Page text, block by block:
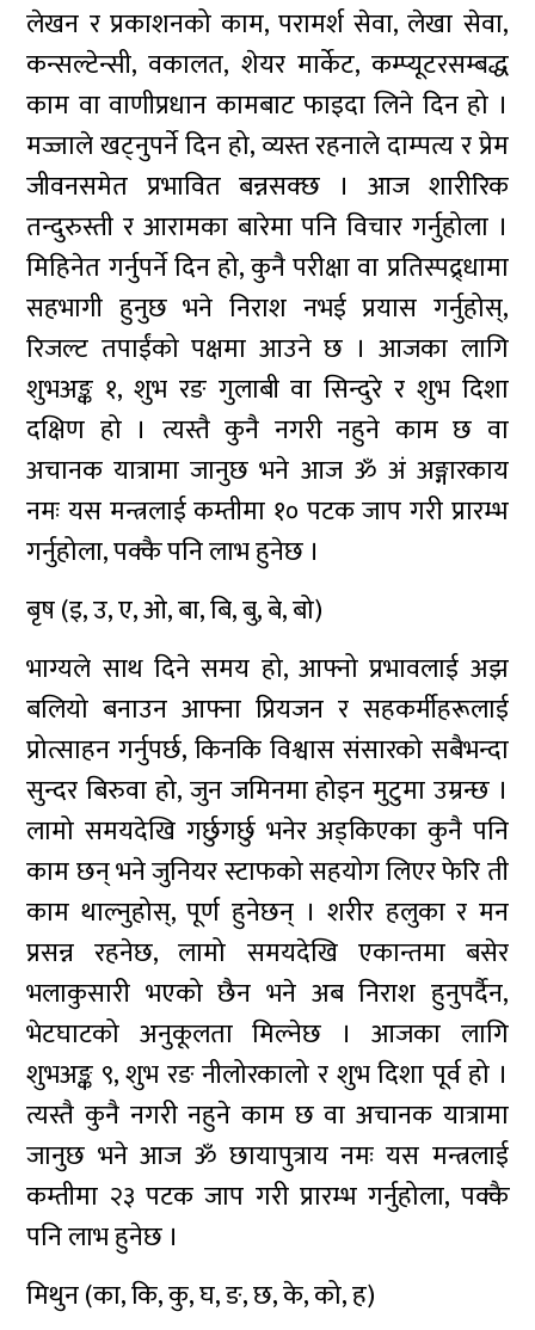
लेखन र प्रकाशनको काम, परामर्श सेवा, लेखा सेवा,
कन्सल्टेन्सी, वकालत, शेयर मार्केट, कम्प्यूटरसम्बद्ध
काम वा वाणीप्रधान कामबाट फाइदा लिने दिन हो ।
मज्जाले खट्नुपर्ने दिन हो, व्यस्त रहनाले दाम्पत्य र प्रेम
जीवनसमेत प्रभावित बन्नसक्छ । आज शारीरिक
तन्दुरुस्ती र आरामका बारेमा पनि विचार गर्नुहोला ।
मिहिनेत गर्नुपर्ने दिन हो, कुनै परीक्षा वा प्रतिस्पद्र्धामा
सहभागी हुनुछ भने निराश नभई प्रयास गर्नुहोस्,
रिजल्ट तपाईंको पक्षमा आउने छ । आजका लागि
शुभअङ्क १, शुभ रङ गुलाबी वा सिन्दुरे र शुभ दिशा
दक्षिण हो । त्यस्तै कुनै नगरी नहुने काम छ वा
अचानक यात्रामा जानुछ भने आज ॐ अं अङ्गारकाय
नमः यस मन्त्रलाई कम्तीमा १० पटक जाप गरी प्रारम्भ
गर्नुहोला, पक्कै पनि लाभ हुनेछ ।
बृष (इ, उ, ए, ओ, बा, बि, बु, बे, बो)
भाग्यले साथ दिने समय हो, आफ्नो प्रभावलाई अझ
बलियो बनाउन आफ्ना प्रियजन र सहकर्मीहरूलाई
प्रोत्साहन गर्नुपर्छ, किनकि विश्वास संसारको सबैभन्दा
सुन्दर बिरुवा हो, जुन जमिनमा होइन मुटुमा उम्रन्छ ।
लामो समयदेखि गर्छुगर्छु भनेर अड्किएका कुनै पनि
काम छन् भने जुनियर स्टाफको सहयोग लिएर फेरि ती
काम थाल्नुहोस्, पूर्ण हुनेछन् । शरीर हलुका र मन
प्रसन्न रहनेछ, लामो समयदेखि एकान्तमा बसेर
भलाकुसारी भएको छैन भने अब निराश हुनुपर्दैन,
भेटघाटको अनुकूलता मिल्नेछ । आजका लागि
शुभअङ्क ९, शुभ रङ नीलोरकालो र शुभ दिशा पूर्व हो ।
त्यस्तै कुनै नगरी नहुने काम छ वा अचानक यात्रामा
जानुछ भने आज ॐ छायापुत्राय नमः यस मन्त्रलाई
कम्तीमा २३ पटक जाप गरी प्रारम्भ गर्नुहोला, पक्कै
पनि लाभ हुनेछ ।
मिथुन (का, कि, कु, घ, ङ, छ, के, को, ह)